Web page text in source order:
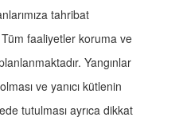
tahribat
faaliyetler koruma ve
Yangınlar
ve yanıcı kütlenin
tutulması ayrıca dikkat